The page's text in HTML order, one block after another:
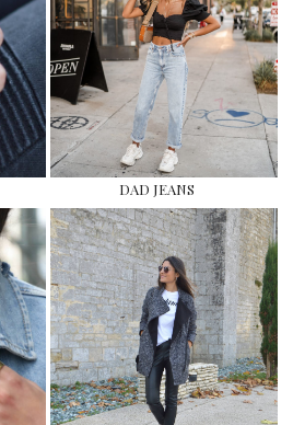
DAD JEANS